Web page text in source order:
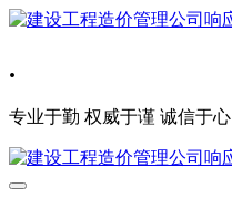
.
专业于勤 权威于谨 诚信于心